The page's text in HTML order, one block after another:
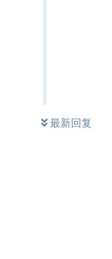
最新回复